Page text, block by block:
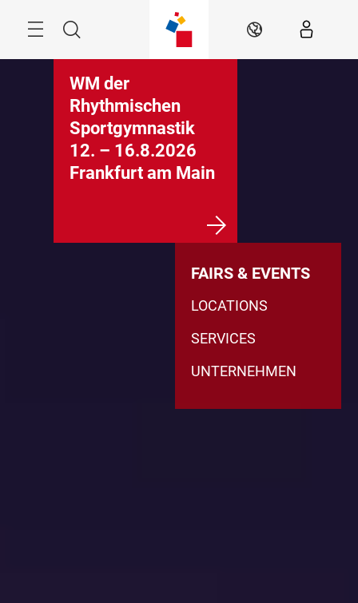
Suche DE
WM der
Rhythmischen
Sportgymnastik
12. – 16.8.2026
Frankfurt am Main
FAIRS & EVENTS
LOCATIONS
SERVICES
UNTERNEHMEN